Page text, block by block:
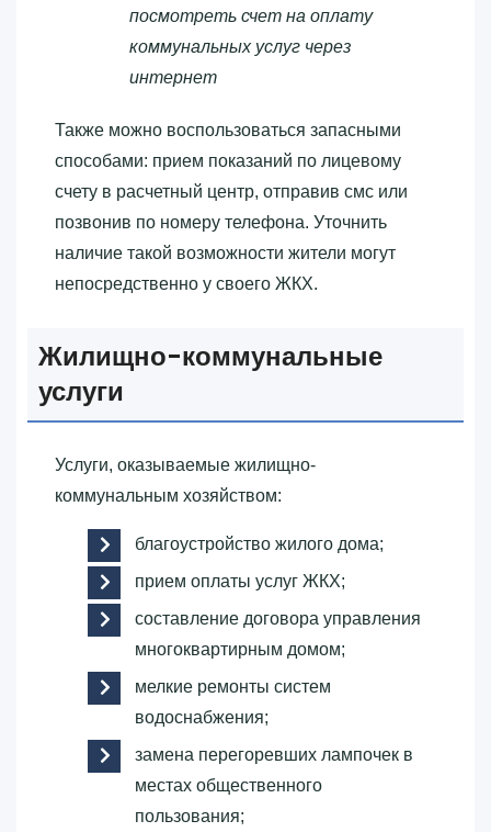
посмотреть счет на оплату
коммунальных услуг через
интернет
Также можно воспользоваться запасными
способами: прием показаний по лицевому
счету в расчетный центр, отправив смс или
позвонив по номеру телефона. Уточнить
наличие такой возможности жители могут
непосредственно у своего ЖКХ.
Жилищно-коммунальные
услуги
Услуги, оказываемые жилищно-
коммунальным хозяйством:
благоустройство жилого дома;
прием оплаты услуг ЖКХ;
составление договора управления
многоквартирным домом;
мелкие ремонты систем
водоснабжения;
замена перегоревших лампочек в
местах общественного
пользования;